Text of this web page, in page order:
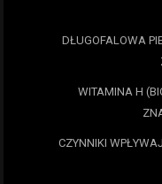
DŁUGOFALOWA
WITAMINA H
CZYNNIKI